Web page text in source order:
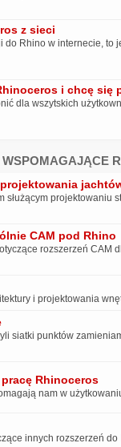
z sieci
do Rhino w internecie, to
i chcę się
dla wszytskich
służącym projektowaniu
CAM pod Rhino
rozszerzeń CAM
i projektowania
siatki punktów
Rhinoceros
nam w
innych rozszerzeń do